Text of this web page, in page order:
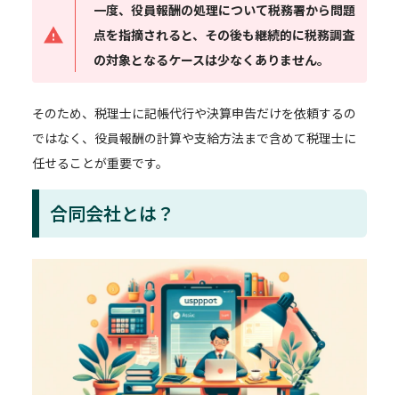
一度、役員報酬の処理について税務署から問題
点を指摘されると、その後も継続的に税務調査
の対象となるケースは少なくありません。
そのため、税理士に記帳代行や決算申告だけを依頼するの
ではなく、役員報酬の計算や支給方法まで含めて税理士に
任せることが重要です。
合同会社とは？